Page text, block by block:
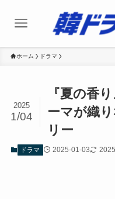
ホーム ドラマ
『夏の香
ーマが織
リー
2025
1/04
ドラマ 2025-01-03